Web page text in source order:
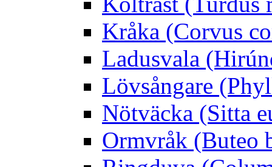
Kråka (Corvus
Ladusvala
Lövsångare
Nötväcka (Sitta
Ormvråk (Buteo